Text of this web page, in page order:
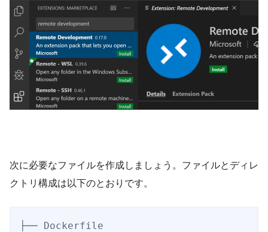
次に必要なファイルを作成しましょう。ファイルとディレ
クトリ構成は以下のとおりです。
├── Dockerfile